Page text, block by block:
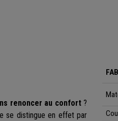
renoncer au confort?
se distingue en effet par